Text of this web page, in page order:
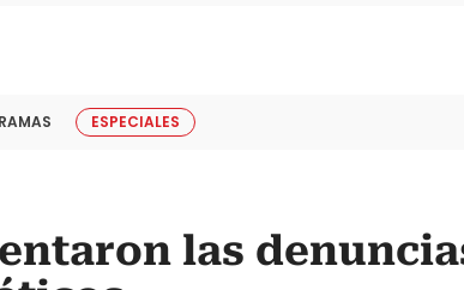
ESPECIALES
las